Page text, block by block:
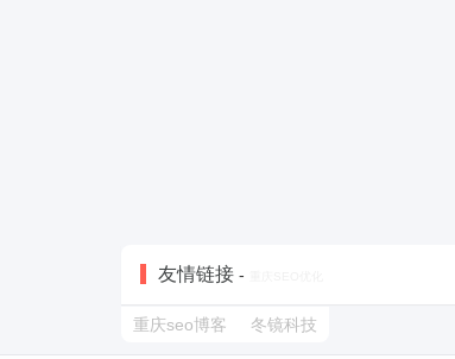
友情链接 -
重庆seo博客 冬镜科技